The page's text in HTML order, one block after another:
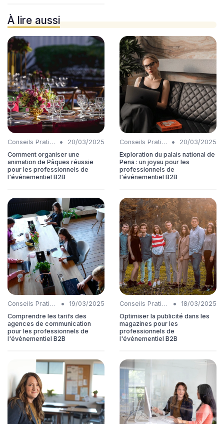
À lire aussi
Conseils Pratiques •
20/03/2025
Comment organiser une
animation de Pâques réussie
pour les professionnels de
l'événementiel B2B
Conseils Pratiques •
20/03/2025
Exploration du palais national de
Pena : un joyau pour les
professionnels de
l'événementiel B2B
Conseils Pratiques •
19/03/2025
Comprendre les tarifs des
agences de communication
pour les professionnels de
l'événementiel B2B
Conseils Pratiques •
18/03/2025
Optimiser la publicité dans les
magazines pour les
professionnels de
l'événementiel B2B